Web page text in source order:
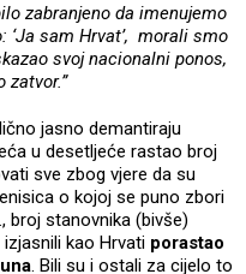
zabranjeno da imenujemo
sam Hrvat’, morali smo
svoj nacionalni ponos,
zatvor.”
jasno demantiraju
u desetljeće rastao broj
sve zbog vjere da su
o kojoj se puno zbori
broj stanovnika (bivše)
kao Hrvati porastao
. Bili su i ostali za cijelo to